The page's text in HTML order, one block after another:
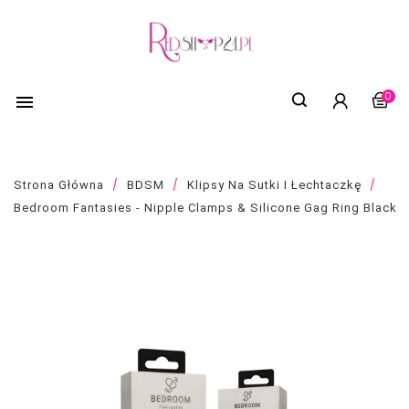
 0
Strona Główna BDSM
Klipsy Na Sutki I Łechtaczkę
Bedroom Fantasies - Nipple Clamps & Silicone Gag Ring Black